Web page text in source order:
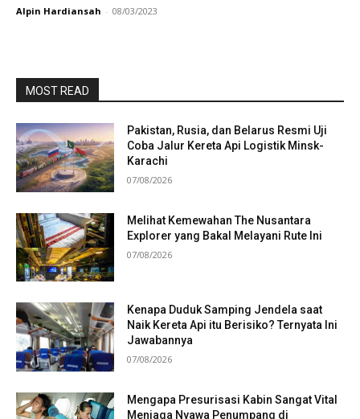
Alpin Hardiansah - 08/03/2023
MOST READ
Pakistan, Rusia, dan Belarus Resmi Uji
Coba Jalur Kereta Api Logistik Minsk-
Karachi
07/08/2026
Melihat Kemewahan The Nusantara
Explorer yang Bakal Melayani Rute Ini
07/08/2026
Kenapa Duduk Samping Jendela saat
Naik Kereta Api itu Berisiko? Ternyata Ini
Jawabannya
07/08/2026
Mengapa Presurisasi Kabin Sangat Vital
Menjaga Nyawa Penumpang di